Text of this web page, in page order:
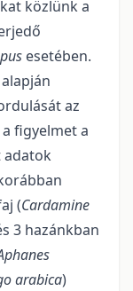
közlünk a
esetében.
az
figyelmet a
adatok
(Cardamine
3 ha­zánkban
arabica)